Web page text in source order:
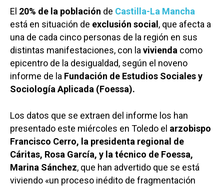
El 20% de la población de Castilla-La Mancha
está en situación de exclusión social, que afecta a
una de cada cinco personas de la región en sus
distintas manifestaciones, con la vivienda como
epicentro de la desigualdad, según el noveno
informe de la Fundación de Estudios Sociales y
Sociología Aplicada (Foessa).
Los datos que se extraen del informe los han
presentado este miércoles en Toledo el arzobispo
Francisco Cerro, la presidenta regional de
Cáritas, Rosa García, y la técnico de Foessa,
Marina Sánchez, que han advertido que se está
viviendo «un proceso inédito de fragmentación